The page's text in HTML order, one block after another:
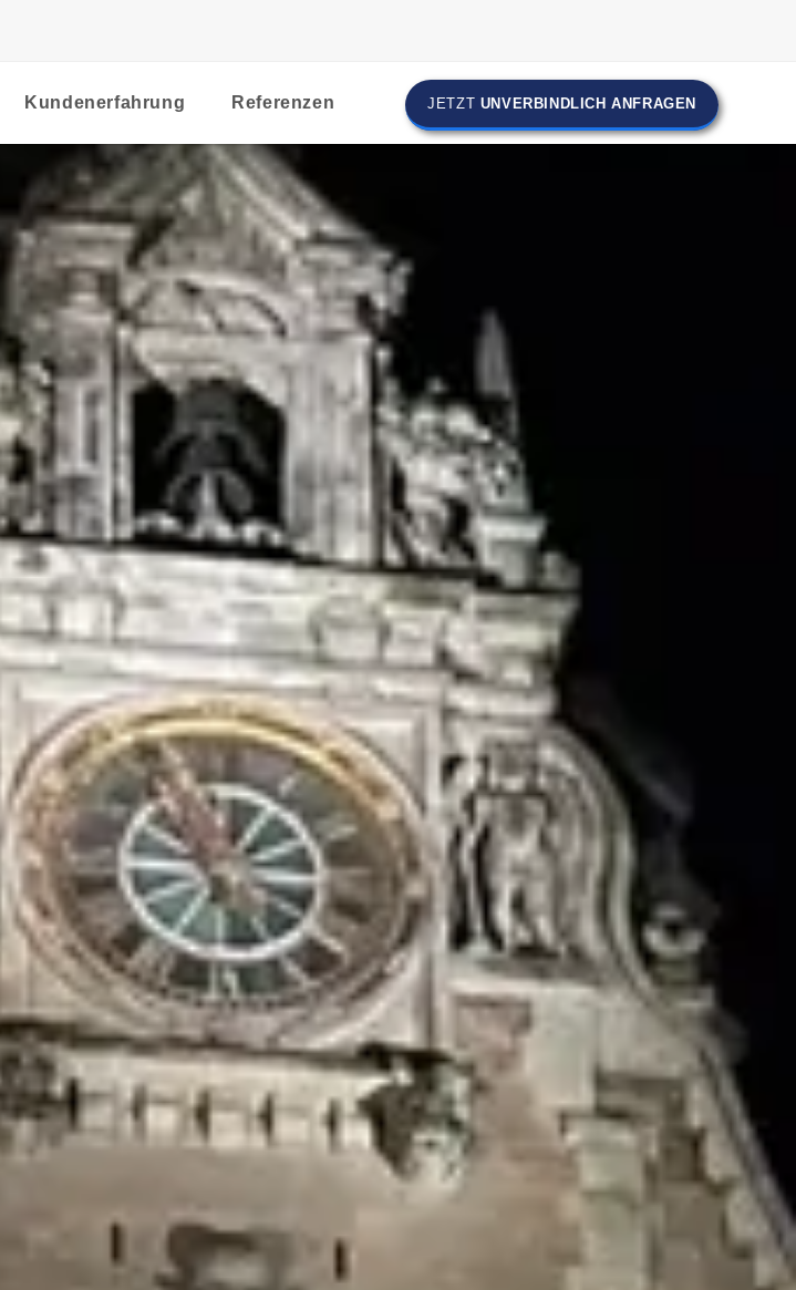
Kundenerfahrung Referenzen JETZT UNVERBINDLICH ANFRAGEN